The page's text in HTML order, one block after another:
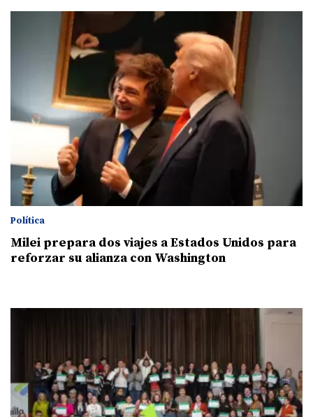
Política
Milei prepara dos viajes a Estados Unidos para
reforzar su alianza con Washington